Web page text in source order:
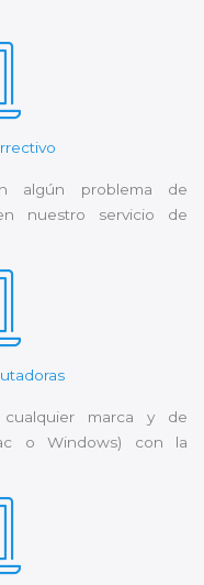
problema de
nuestro servicio de
marca y de
o Windows) con la